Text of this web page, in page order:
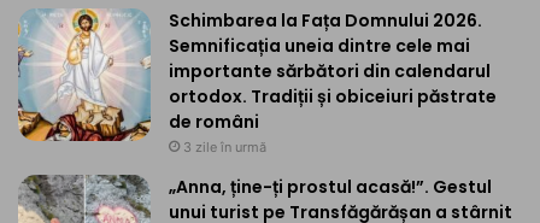
Schimbarea la Fața Domnului 2026.
Semnificația uneia dintre cele mai
importante sărbători din calendarul
ortodox. Tradiții și obiceiuri păstrate
de români
3 zile în urmă
„Anna, ține-ți prostul acasă!”. Gestul
unui turist pe Transfăgărășan a stârnit